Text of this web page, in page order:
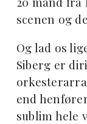
scenen og
Og lad os
Siberg er
end
sublim hele